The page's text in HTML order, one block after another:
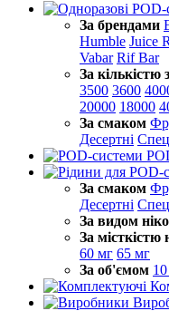
За брендами
Humble Juice
Vabar Rif Bar
За кількістю
3500 3600
20000 18000
За смаком
Десертні
За смаком
Десертні
За видом
За місткістю
60 мг 65 мг
За об'ємом